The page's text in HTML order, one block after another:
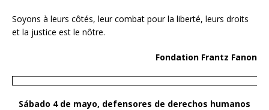
Soyons à leurs côtés, leur combat pour la liberté, leurs droits
et la justice est le nôtre.
Fondation Frantz Fanon
Sábado 4 de mayo, defensores de derechos humanos